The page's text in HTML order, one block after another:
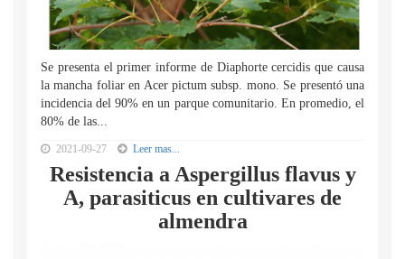
Se presenta el primer informe de Diaphorte cercidis que causa
la mancha foliar en Acer pictum subsp. mono. Se presentó una
incidencia del 90% en un parque comunitario. En promedio, el
80% de las...
2021-09-27 Leer mas...
Resistencia a Aspergillus flavus y
A, parasiticus en cultivares de
almendra